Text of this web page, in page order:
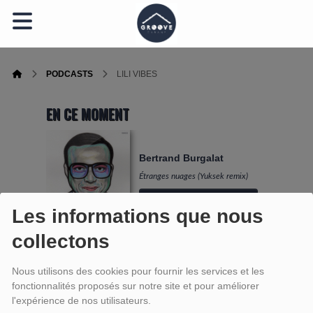
Les informations que nous
collectons
Nous utilisons des cookies pour fournir les services et les
fonctionnalités proposés sur notre site et pour améliorer
l'expérience de nos utilisateurs.
PODCASTS LILI VIBES
EN CE MOMENT
Bertrand Burgalat
Étranges nuages (Yuksek remix)
LILI VIBES